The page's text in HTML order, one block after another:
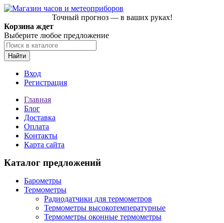
Точный прогноз — в ваших руках!
Корзина ждет
Выберите любое предложение
Найти
Вход
Регистрация
Главная
Блог
Доставка
Оплата
Контакты
Карта сайта
Каталог предложений
Барометры
Термометры
Радиодатчики для термометров
Термометры высокотемпературные
Термометры оконные термометры